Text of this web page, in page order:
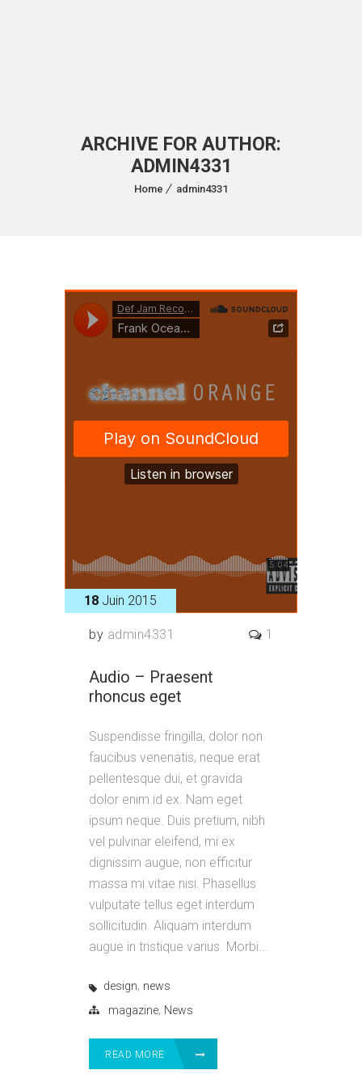
ARCHIVE FOR AUTHOR:
ADMIN4331
Home admin4331
18 Juin 2015
by admin4331 1
Audio – Praesent
rhoncus eget
Suspendisse fringilla, dolor non
faucibus venenatis, neque erat
pellentesque dui, et gravida
dolor enim id ex. Nam eget
ipsum neque. Duis pretium, nibh
vel pulvinar eleifend, mi ex
dignissim augue, non efficitur
massa mi vitae nisi. Phasellus
vulputate tellus eget interdum
sollicitudin. Aliquam interdum
augue in tristique varius. Morbi...
design, news
magazine, News
READ MORE